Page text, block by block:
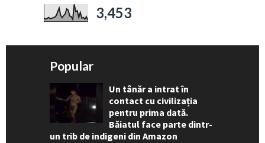
3,453
Popular
Un tânăr a intrat în
contact cu civilizația
pentru prima dată.
Băiatul face parte dintr-
un trib de indigeni din Amazon